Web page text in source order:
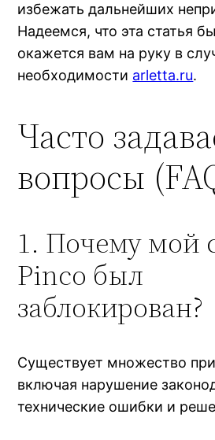
избежать дальнейших
Надеемся, что эта статья
окажется вам на руку в
необходимости arletta.ru.
Часто
вопросы
1. Почему мой
Pinco был
заблокирован?
Существует множество
включая нарушение
технические ошибки и